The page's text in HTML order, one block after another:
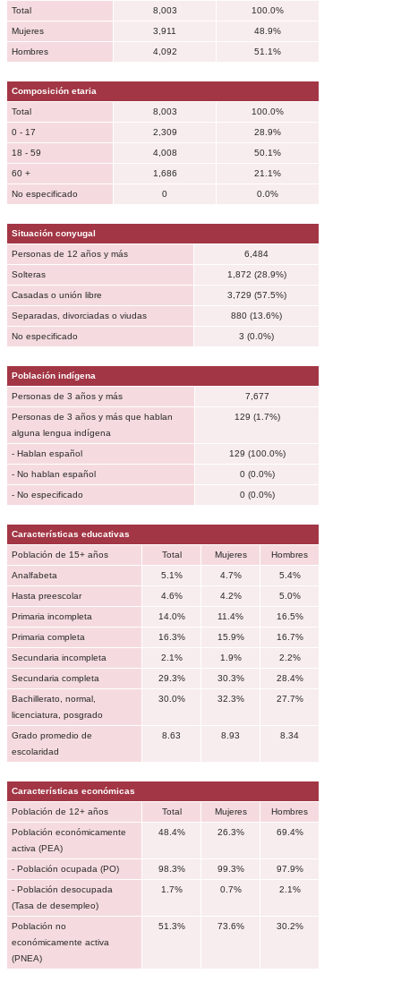
Total 8,003 100.0%
Mujeres 3,911 48.9%
Hombres 4,092 51.1%
Composición etaria
Total 8,003 100.0%
0 - 17 2,309 28.9%
18 - 59 4,008 50.1%
60 + 1,686 21.1%
No especificado 0 0.0%
Situación conyugal
Personas de 12 años y más 6,484
Solteras 1,872 (28.9%)
Casadas o unión libre 3,729 (57.5%)
Separadas, divorciadas o viudas 880 (13.6%)
No especificado 3 (0.0%)
Población indígena
Personas de 3 años y más 7,677
Personas de 3 años y más que hablan
alguna lengua indígena
129 (1.7%)
- Hablan español 129 (100.0%)
- No hablan español 0 (0.0%)
- No especificado 0 (0.0%)
Características educativas
Población de 15+ años Total Mujeres Hombres
Analfabeta 5.1% 4.7% 5.4%
Hasta preescolar 4.6% 4.2% 5.0%
Primaria incompleta 14.0% 11.4% 16.5%
Primaria completa 16.3% 15.9% 16.7%
Secundaria incompleta 2.1% 1.9% 2.2%
Secundaria completa 29.3% 30.3% 28.4%
Bachillerato, normal,
licenciatura, posgrado
30.0% 32.3% 27.7%
Grado promedio de
escolaridad
8.63 8.93 8.34
Características económicas
Población de 12+ años Total Mujeres Hombres
Población económicamente
activa (PEA)
48.4% 26.3% 69.4%
- Población ocupada (PO) 98.3% 99.3% 97.9%
- Población desocupada
(Tasa de desempleo)
1.7% 0.7% 2.1%
Población no
económicamente activa
(PNEA)
51.3% 73.6% 30.2%